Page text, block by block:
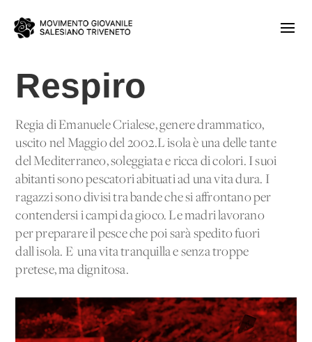
Respiro
Regia di Emanuele Crialese, genere drammatico,
uscito nel Maggio del 2002.L'isola è una delle tante
del Mediterraneo, soleggiata e ricca di colori. I suoi
abitanti sono pescatori abituati ad una vita dura. I
ragazzi sono divisi tra bande che si affrontano per
contendersi i campi da gioco. Le madri lavorano
per preparare il pesce che poi sarà spedito fuori
dall'isola. E' una vita tranquilla e senza troppe
pretese, ma dignitosa.